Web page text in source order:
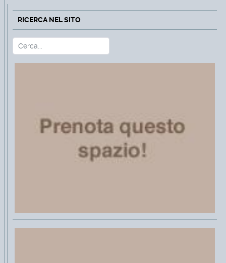
RICERCA NEL SITO
Cerca Type 2 or more characters for